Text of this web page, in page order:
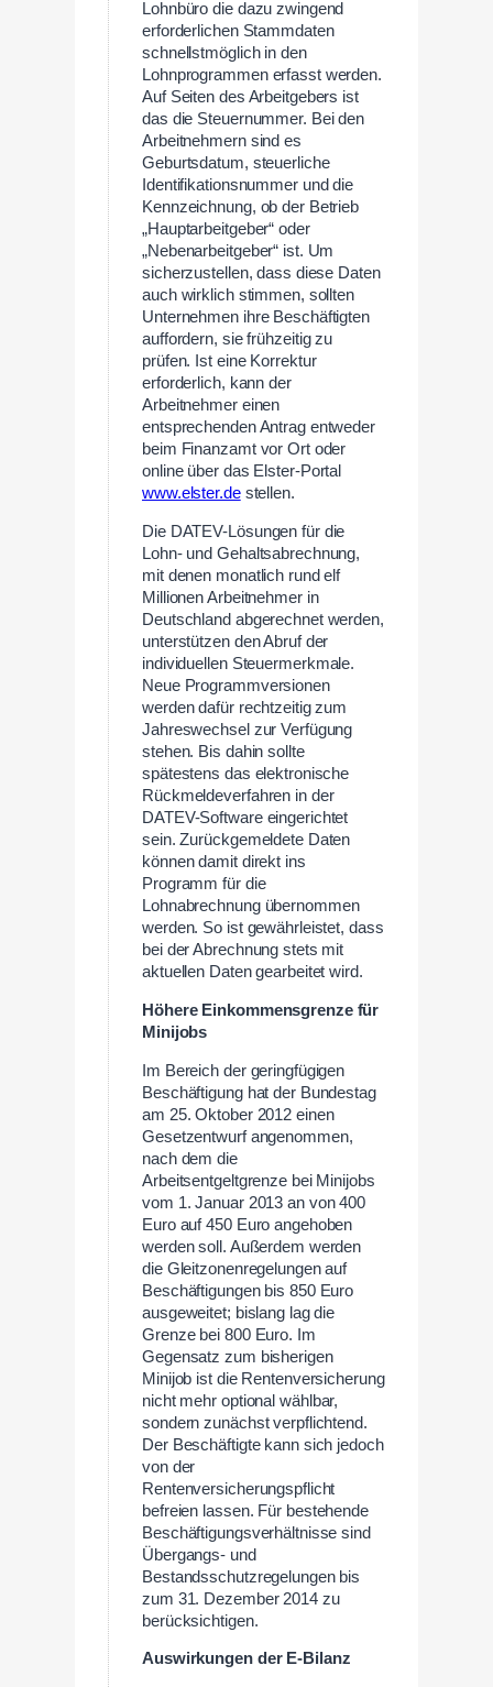
Lohnbüro die dazu zwingend
erforderlichen Stammdaten
schnellstmöglich in den
Lohnprogrammen erfasst werden.
Auf Seiten des Arbeitgebers ist
das die Steuernummer. Bei den
Arbeitnehmern sind es
Geburtsdatum, steuerliche
Identifikationsnummer und die
Kennzeichnung, ob der Betrieb
„Hauptarbeitgeber“ oder
„Nebenarbeitgeber“ ist. Um
sicherzustellen, dass diese Daten
auch wirklich stimmen, sollten
Unternehmen ihre Beschäftigten
auffordern, sie frühzeitig zu
prüfen. Ist eine Korrektur
erforderlich, kann der
Arbeitnehmer einen
entsprechenden Antrag entweder
beim Finanzamt vor Ort oder
online über das Elster-Portal
www.elster.destellen.
Die DATEV-Lösungen für die
Lohn- und Gehaltsabrechnung,
mit denen monatlich rund elf
Millionen Arbeitnehmer in
Deutschland abgerechnet werden,
unterstützen den Abruf der
individuellen Steuermerkmale.
Neue Programmversionen
werden dafür rechtzeitig zum
Jahreswechsel zur Verfügung
stehen. Bis dahin sollte
spätestens das elektronische
Rückmeldeverfahren in der
DATEV-Software eingerichtet
sein. Zurückgemeldete Daten
können damit direkt ins
Programm für die
Lohnabrechnung übernommen
werden. So ist gewährleistet, dass
bei der Abrechnung stets mit
aktuellen Daten gearbeitet wird.
Höhere Einkommensgrenze für
Minijobs
Im Bereich der geringfügigen
Beschäftigung hat der Bundestag
am 25. Oktober 2012 einen
Gesetzentwurf angenommen,
nach dem die
Arbeitsentgeltgrenze bei Minijobs
vom 1. Januar 2013 an von 400
Euro auf 450 Euro angehoben
werden soll. Außerdem werden
die Gleitzonenregelungen auf
Beschäftigungen bis 850 Euro
ausgeweitet; bislang lag die
Grenze bei 800 Euro. Im
Gegensatz zum bisherigen
Minijob ist die Rentenversicherung
nicht mehr optional wählbar,
sondern zunächst verpflichtend.
Der Beschäftigte kann sich jedoch
von der
Rentenversicherungspflicht
befreien lassen. Für bestehende
Beschäftigungsverhältnisse sind
Übergangs- und
Bestandsschutzregelungen bis
zum 31. Dezember 2014 zu
berücksichtigen.
Auswirkungen der E-Bilanz